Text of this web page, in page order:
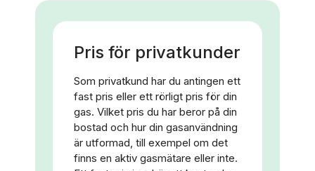
Pris för privatkunder
Som privatkund har du antingen ett
fast pris eller ett rörligt pris för din
gas. Vilket pris du har beror på din
bostad och hur din gasanvändning
är utformad, till exempel om det
finns en aktiv gasmätare eller inte.